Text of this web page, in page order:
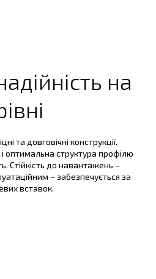
на
та довговічні конструкції.
оптимальна структура профілю
Стійкість до навантажень –
– забезпечується за
вставок.